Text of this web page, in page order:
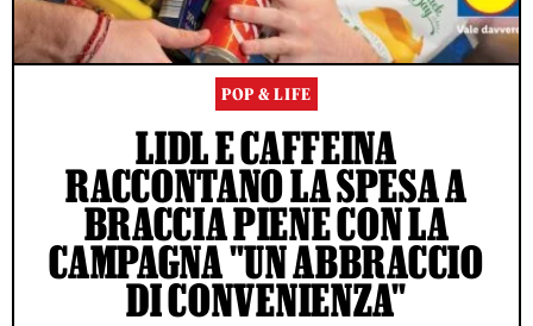
POP & LIFE
LIDL E CAFFEINA
RACCONTANO LA SPESA A
BRACCIA PIENE CON LA
CAMPAGNA "UN ABBRACCIO
DI CONVENIENZA"